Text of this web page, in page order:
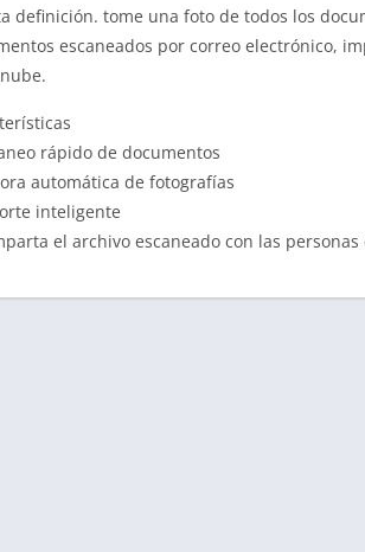
definición. tome una foto de todos los
escaneados por correo electrónico,
rápido de documentos
automática de fotografías
inteligente
el archivo escaneado con las personas